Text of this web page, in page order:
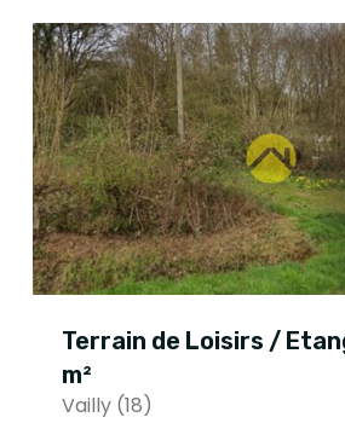
Terrain de Loisirs /
m²
Vailly (18)